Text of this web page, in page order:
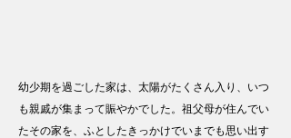
幼少期を過ごした家は、太陽がたくさん入り、いつ
も親戚が集まって賑やかでした。祖父母が住んでい
たその家を、ふとしたきっかけでいまでも思い出す